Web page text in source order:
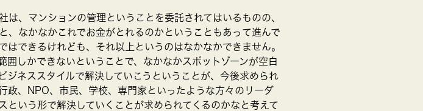
、マンションの管理ということを委託されてはいるものの、
なかなかこれでお金がとれるのかということもあって進んで
できるけれども、それ以上というのはなかなかできません。
しかできないということで、なかなかスポットゾーンが空白
ネススタイルで解決していこうということが、今後求められ
政、NPO、市民、学校、専門家といったような方々のリーダ
いう形で解決していくことが求められてくるのかなと考えて